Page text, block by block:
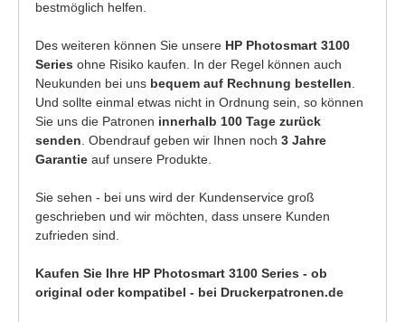
bestmöglich helfen.
Des weiteren können Sie unsere HP Photosmart 3100
Series ohne Risiko kaufen. In der Regel können auch
Neukunden bei uns bequem auf Rechnung bestellen
Und sollte einmal etwas nicht in Ordnung sein, so können
Sie uns die Patronen innerhalb 100 Tage zurück
senden . Obendrauf geben wir Ihnen noch 3 Jahre
Garantie auf unsere Produkte.
Sie sehen - bei uns wird der Kundenservice groß
geschrieben und wir möchten, dass unsere Kunden
zufrieden sind.
Kaufen Sie Ihre HP Photosmart 3100 Series - ob
original oder kompatibel - bei Druckerpatronen.de